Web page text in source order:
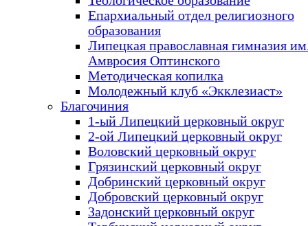
Епархиальный отдел религиозного
образования
Липецкая православная гимназия
Амвросия Оптинского
Методическая копилка
Молодежный клуб «Экклезиаст»
Благочиния
1-ый Липецкий церковный округ
2-ой Липецкий церковный округ
Воловский церковный округ
Грязинский церковный округ
Добринский церковный округ
Добровский церковный округ
Задонский церковный округ